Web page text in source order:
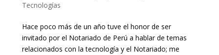
Tecnologías
Hace poco más de un año tuve el honor de ser
invitado por el Notariado de Perú a hablar de temas
relacionados con la tecnología y el Notariado; me